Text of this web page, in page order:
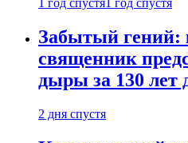
1 год спустя 1 год спустя
Забытый гений:
священник
дыры за 130 лет
2 дня спустя